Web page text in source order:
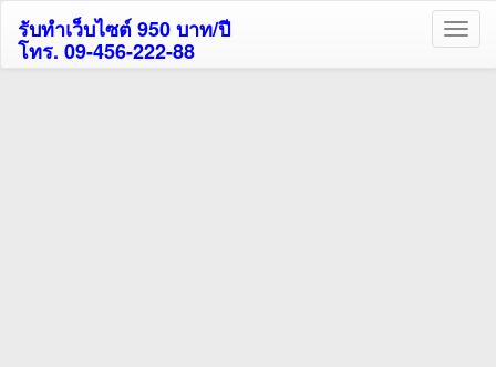
รับทำเว็บไซต์ 950 บาท/ปี
โทร. 09-456-222-88